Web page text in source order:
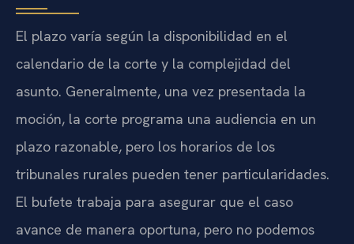
El plazo varía según la disponibilidad en el
calendario de la corte y la complejidad del
asunto. Generalmente, una vez presentada la
moción, la corte programa una audiencia en un
plazo razonable, pero los horarios de los
tribunales rurales pueden tener particularidades.
El bufete trabaja para asegurar que el caso
avance de manera oportuna, pero no podemos